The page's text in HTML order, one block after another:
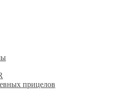
прицелов